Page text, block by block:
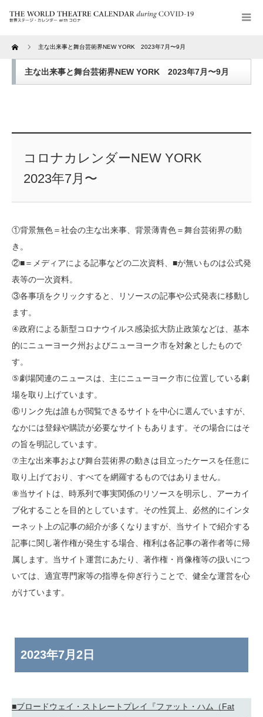
Home 主な出来事と舞台芸術界NEW YORK 2023年7月〜9月
主な出来事と舞台芸術界NEW YORK 2023年7月〜9月
コロナカレンダーNEW YORK
2023年7月〜
①背景無色＝社会の主な出来事、背景薄青色＝舞台芸術界の動
き。
②■＝メディアによる記事などの二次資料、■が無いものは公式発
表等の一次資料。
③各事項をクリックすると、リソースの記事や公式発表に移動し
ます。
④政府による新型コロナウイルス感染拡大防止政策などは、基本
的にニューヨーク州およびニューヨーク市を対象としたもので
す。
⑤劇場関連のニュースは、主にニューヨーク市に位置している劇
場を取り上げています。
⑥リンク先は誰もが閲覧できるサイトを中心に選んでいますが、
なかには登録や購読が必要なサイトもあります。その場合にはそ
の旨を明記しています。
⑦主な出来事および舞台芸術界の動きは目立ったケースを任意に
取り上げており、すべてを網羅するものではありません。
⑧当サイトは、時系列で事実関係のリソースを明示し、アーカイ
ブ化することを目的としています。その性質上、必然的にインタ
ーネット上の記事の紹介が多くなりますが、当サイトで紹介する
記事に関し著作権が発生する場合、権利は各記事の著作者等に帰
属します。当サイト運営にあたり、著作権・肖像権等の扱いにつ
いては、適宜専門家等の指導を仰ぎ行うことで、健全な運営を心
がけています。
2023年7月2日
■ブロードウェイ・ストレートプレイ『ファット・ハム（Fat